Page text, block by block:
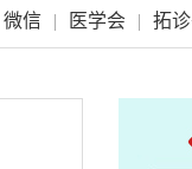
微信 | 医学会 | 拓